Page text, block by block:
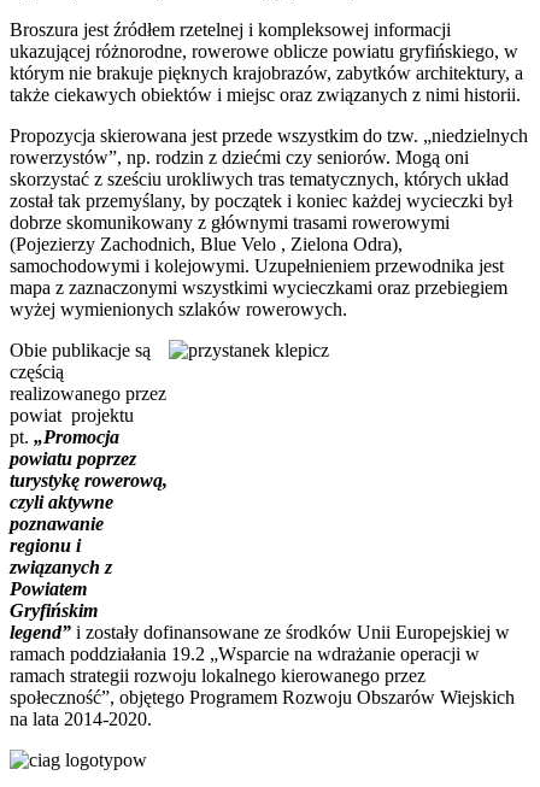
Broszura jest źródłem rzetelnej i kompleksowej informacji
ukazującej różnorodne, rowerowe oblicze powiatu gryfińskiego, w
którym nie brakuje pięknych krajobrazów, zabytków architektury, a
także ciekawych obiektów i miejsc oraz związanych z nimi historii.
Propozycja skierowana jest przede wszystkim do tzw. „niedzielnych
rowerzystów”, np. rodzin z dziećmi czy seniorów. Mogą oni
skorzystać z sześciu urokliwych tras tematycznych, których układ
został tak przemyślany, by początek i koniec każdej wycieczki był
dobrze skomunikowany z głównymi trasami rowerowymi
(Pojezierzy Zachodnich, Blue Velo , Zielona Odra),
samochodowymi i kolejowymi. Uzupełnieniem przewodnika jest
mapa z zaznaczonymi wszystkimi wycieczkami oraz przebiegiem
wyżej wymienionych szlaków rowerowych.
Obie publikacje są
częścią
realizowanego przez
powiat projektu
pt. „Promocja
powiatu poprzez
turystykę rowerową,
czyli aktywne
poznawanie
regionu i
związanych z
Powiatem
Gryfińskim
legend” i zostały dofinansowane ze środków Unii Europejskiej w
ramach poddziałania 19.2 „Wsparcie na wdrażanie operacji w
ramach strategii rozwoju lokalnego kierowanego przez
społeczność”, objętego Programem Rozwoju Obszarów Wiejskich
na lata 2014-2020.